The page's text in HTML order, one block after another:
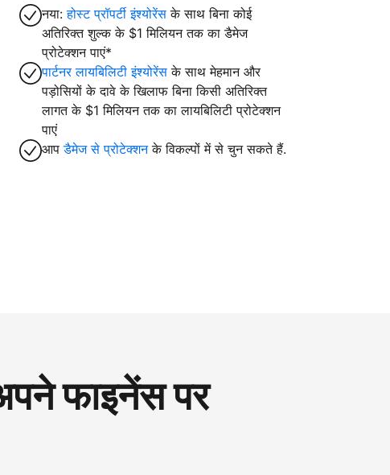
नया:होस्ट प्रॉपर्टी इंश्योरेंस के साथ बिना कोई
अतिरिक्त शुल्क के $1 मिलियन तक का डैमेज
प्रोटेक्शन पाएं*
पार्टनर लायबिलिटी इंश्योरेंस के साथ मेहमान और
पड़ोसियों के दावे के खिलाफ बिना किसी अतिरिक्त
लागत के $1 मिलियन तक का लायबिलिटी प्रोटेक्शन
पाएं
आपडैमेज से प्रोटेक्शनके विकल्पों में से चुन सकते हैं.
फाइनेंस पर